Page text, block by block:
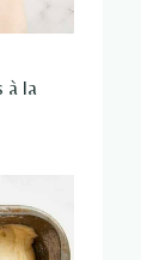
à la